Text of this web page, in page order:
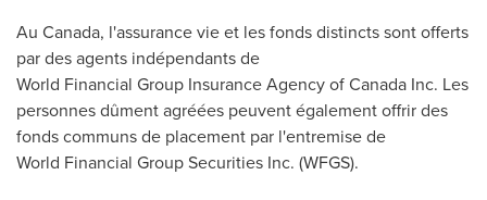
Au Canada, l'assurance vie et les fonds distincts sont offerts
par des agents indépendants de
World Financial Group Insurance Agency of Canada Inc. Les
personnes dûment agréées peuvent également offrir des
fonds communs de placement par l'entremise de
World Financial Group Securities Inc. (WFGS).